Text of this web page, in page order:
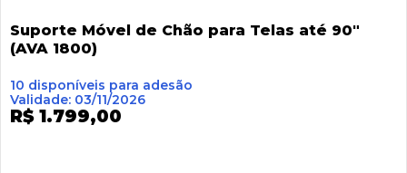
Suporte Móvel de Chão para Telas até 90″
(AVA 1800)
10 disponíveis para adesão
Validade: 03/11/2026
R$ 1.799,00